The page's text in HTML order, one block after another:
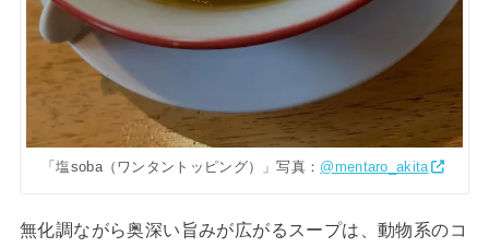
「塩soba（ワンタントッピング）」写真： @mentaro_akita
無化調ながら奥深い旨みが広がるスープは、動物系のコ